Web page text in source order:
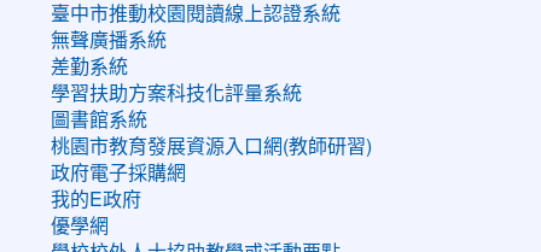
臺中市推動校園閱讀線上認證系統
無聲廣播系統
差勤系統
學習扶助方案科技化評量系統
圖書館系統
桃園市教育發展資源入口網(教師研習)
政府電子採購網
我的E政府
優學網